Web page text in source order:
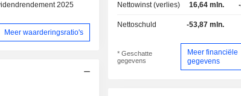
2025
Meer waarderingsratio's
Nettowinst (verlies) 16,64 mln.
Nettoschuld -53,87 mln.
* Geschatte
gegevens
Meer financiële
gegevens